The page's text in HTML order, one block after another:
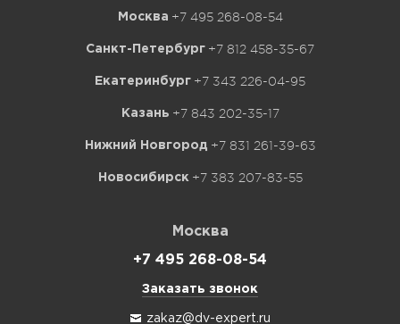
Москва +7 495 268-08-54
Санкт-Петербург +7 812 458-35-67
Екатеринбург +7 343 226-04-95
Казань +7 843 202-35-17
Нижний Новгород +7 831 261-39-63
Новосибирск +7 383 207-83-55
Москва
+7 495 268-08-54
Заказать звонок
zakaz@dv-expert.ru